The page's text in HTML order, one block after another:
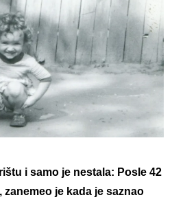
i samo je nestala: Posle 42
je kada je saznao